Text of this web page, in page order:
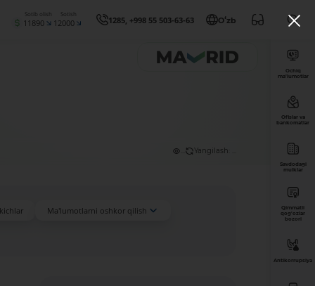
Sotib olish
11890
Sotish
12000 1285, +998 55 503-63-63 Oʻzb
Yangilash: ...
Ma'lumotlarni oshkor qilish
Ochiq
ma’lumotlar
Ofislar va
bankomatlar
Savdodagi
mulklar
Qimmatli
qog'ozlar
bozori
Antikorrupsiya